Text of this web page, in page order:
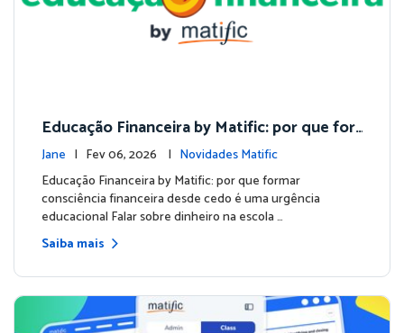
Educação Financeira by Matific: por que for
mar consciência financeira desde cedo é um
a urgência educacional
Jane | Fev 06, 2026 | Novidades Matific
Educação Financeira by Matific: por que formar
consciência financeira desde cedo é uma urgência
educacional Falar sobre dinheiro na escola …
Saiba mais